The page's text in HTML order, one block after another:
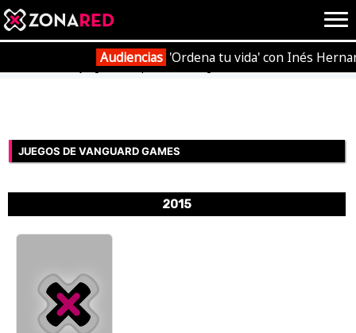
{literal}{/literal}
HOME JUEGOS
E3
Audiencias 'Ordena tu vida' con Inés
Videojuegos Empresas
JUEGOS DE VANGUARD GAMES
2015